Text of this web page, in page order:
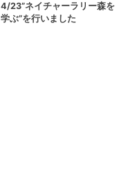
4/23”ネイチャーラリー森を
学ぶ”を行いました